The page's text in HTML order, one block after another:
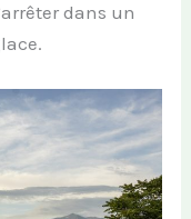
dans un